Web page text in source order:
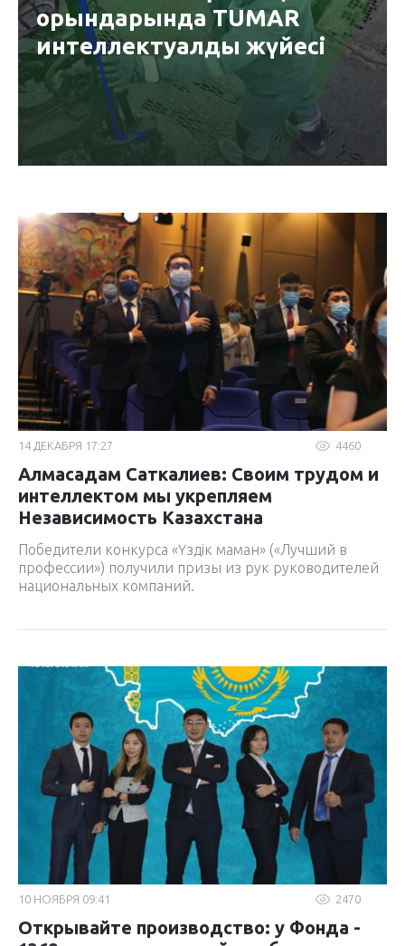
орындарында TUMAR
интеллектуалды жүйесі
сәтті енгізілді
4460
14 ДЕКАБРЯ 17:27
Алмасадам Саткалиев: Своим трудом и
интеллектом мы укрепляем
Независимость Казахстана
Победители конкурса «Үздік маман» («Лучший в
профессии») получили призы из рук руководителей
национальных компаний.
2470
10 НОЯБРЯ 09:41
Открывайте производство: у Фонда -